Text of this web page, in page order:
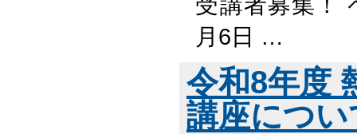
月6日 …
令和8年度
講座につ